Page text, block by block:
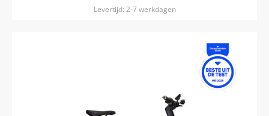
Levertijd: 2-7 werkdagen